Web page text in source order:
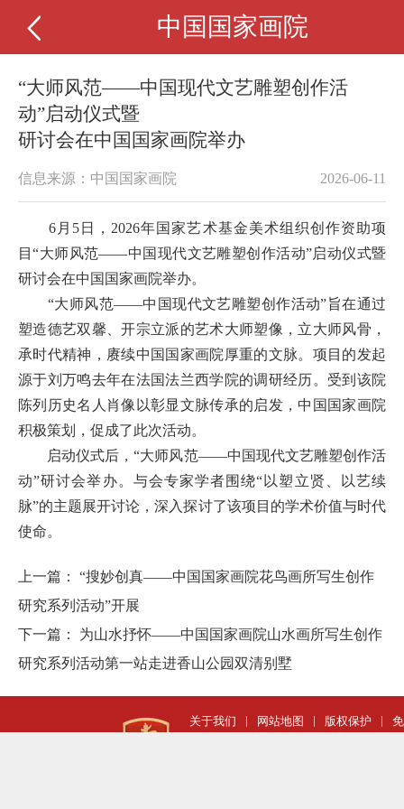
中国国家画院
“大师风范——中国现代文艺雕塑创作活
动”启动仪式暨
研讨会在中国国家画院举办
信息来源：中国国家画院 2026-06-11
6月5日，2026年国家艺术基金美术组织创作资助项
目“大师风范——中国现代文艺雕塑创作活动”启动仪式暨
研讨会在中国国家画院举办。
“大师风范——中国现代文艺雕塑创作活动”旨在通过
塑造德艺双馨、开宗立派的艺术大师塑像，立大师风骨，
承时代精神，赓续中国国家画院厚重的文脉。项目的发起
源于刘万鸣去年在法国法兰西学院的调研经历。受到该院
陈列历史名人肖像以彰显文脉传承的启发，中国国家画院
积极策划，促成了此次活动。
启动仪式后，“大师风范——中国现代文艺雕塑创作活
动”研讨会举办。与会专家学者围绕“以塑立贤、以艺续
脉”的主题展开讨论，深入探讨了该项目的学术价值与时代
使命。
上一篇： “搜妙创真——中国国家画院花鸟画所写生创作
研究系列活动”开展
下一篇： 为山水抒怀——中国国家画院山水画所写生创作
研究系列活动第一站走进香山公园双清别墅